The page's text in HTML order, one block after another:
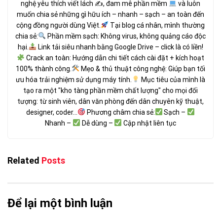
nghệ yêu thích viết lách ✍, đam mê phần mềm
và luôn
muốn chia sẻ những gì hữu ích – nhanh – sạch – an toàn đến
cộng đồng người dùng Việt.
Tại blog cá nhân, mình thường
chia sẻ:
Phần mềm sạch: Không virus, không quảng cáo độc
hại.
Link tải siêu nhanh bằng Google Drive – click là có liền!
Crack an toàn: Hướng dẫn chi tiết cách cài đặt + kích hoạt
100% thành công.
Mẹo & thủ thuật công nghệ: Giúp bạn tối
ưu hóa trải nghiệm sử dụng máy tính.
Mục tiêu của mình là
tạo ra một "kho tàng phần mềm chất lượng" cho mọi đối
tượng: từ sinh viên, dân văn phòng đến dân chuyên kỹ thuật,
designer, coder...
Phương châm chia sẻ:
Sạch –
Nhanh –
Dễ dùng – Cập nhật liên tục
Related Posts
Để lại một bình luận